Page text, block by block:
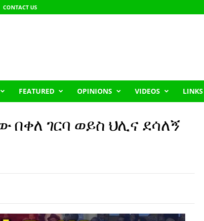
CONTACT US
FEATURED OPINIONS VIDEOS LINKS
በቀለ ገርባ ወይስ ህሊና ደሳለኝ